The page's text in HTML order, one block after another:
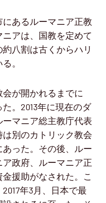
あるルーマニア正教
アは、国教を定めて
八割は古くからハリ
。
が開かれるまでに
。2013年に現在のダ
マニア総主教庁代表
別のカトリック教会
った。その後、ルー
政府、ルーマニア正
援助がなされた。こ
年3月、日本で最